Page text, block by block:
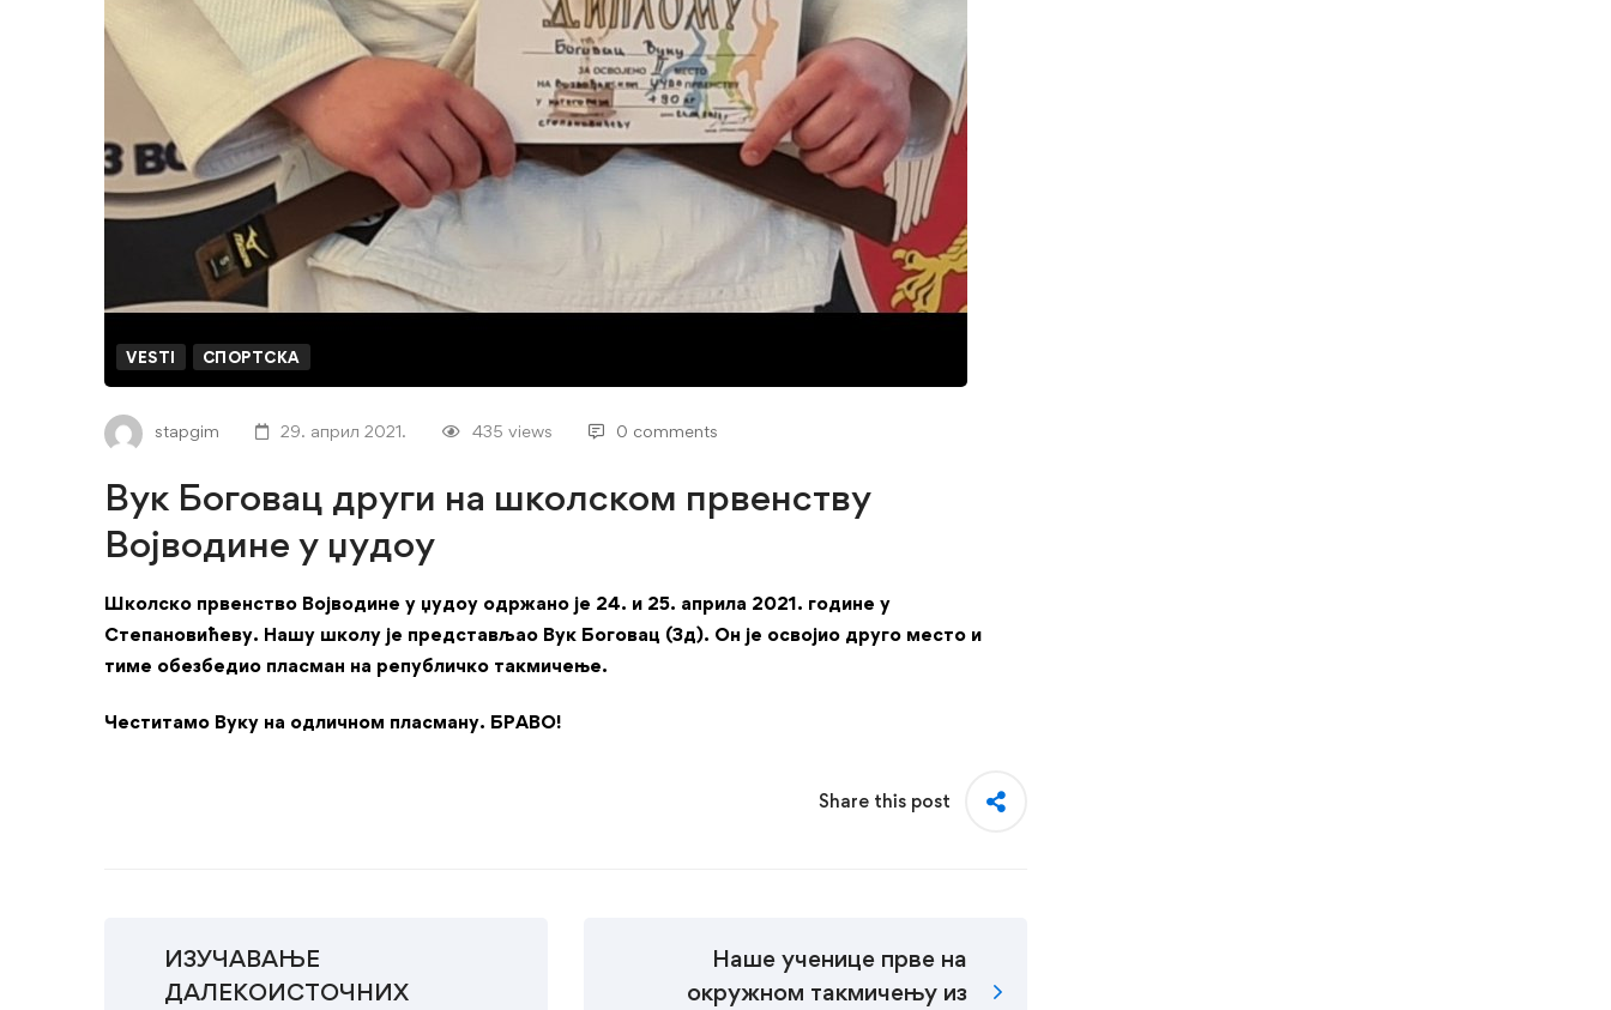
VESTI СПОРТСКА
stapgim 29. април 2021. 435 views 0 comments
Вук Боговац други на школском првенству
Војводине у џудоу
Школско првенство Војводине у џудоу одржано је 24. и 25. априла 2021. године у
Степановићеву. Нашу школу је представљао Вук Боговац (3д). Он је освојио друго место и
тиме обезбедио пласман на републичко такмичење.
Честитамо Вуку на одличном пласману. БРАВО!
Share this post
ИЗУЧАВАЊЕ
ДАЛЕКОИСТОЧНИХ
Наше ученице прве на
окружном такмичењу из